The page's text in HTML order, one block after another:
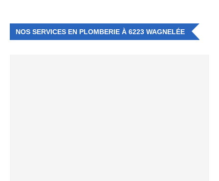
NOS SERVICES EN PLOMBERIE À 6223 WAGNELÉE